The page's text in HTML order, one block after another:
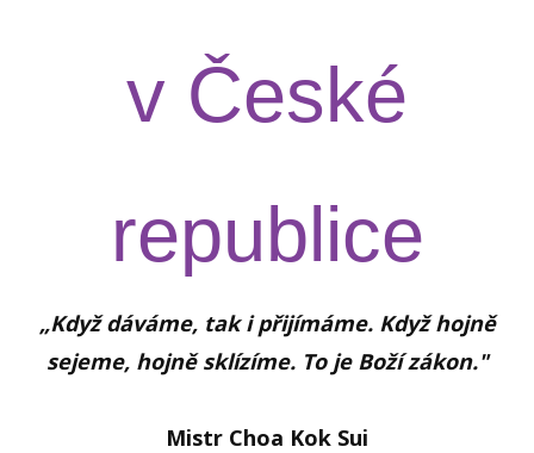
v České
republice
„Když dáváme, tak i přijímáme. Když hojně
sejeme, hojně sklízíme. To je Boží zákon."
Mistr Choa Kok Sui